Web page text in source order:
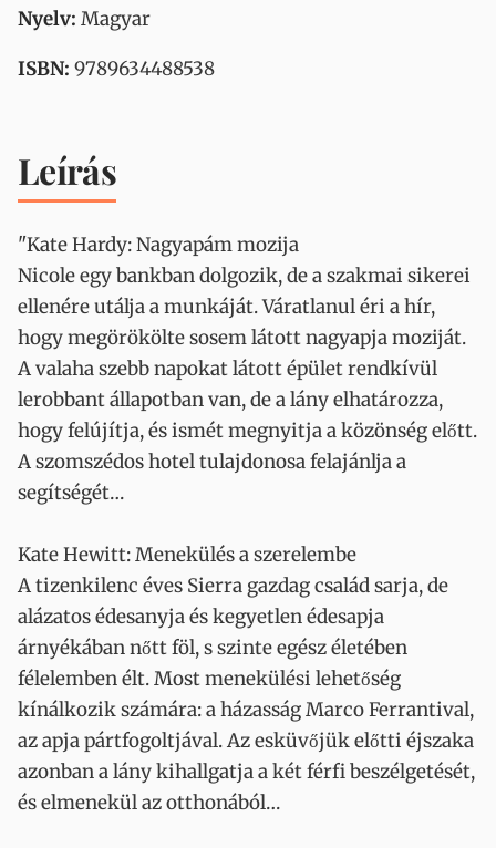
Nyelv: Magyar
ISBN: 9789634488538
Leírás
"Kate Hardy: Nagyapám mozija
Nicole egy bankban dolgozik, de a szakmai sikerei
ellenére utálja a munkáját. Váratlanul éri a hír,
hogy megörökölte sosem látott nagyapja moziját.
A valaha szebb napokat látott épület rendkívül
lerobbant állapotban van, de a lány elhatározza,
hogy felújítja, és ismét megnyitja a közönség előtt.
A szomszédos hotel tulajdonosa felajánlja a
segítségét…
Kate Hewitt: Menekülés a szerelembe
A tizenkilenc éves Sierra gazdag család sarja, de
alázatos édesanyja és kegyetlen édesapja
árnyékában nőtt föl, s szinte egész életében
félelemben élt. Most menekülési lehetőség
kínálkozik számára: a házasság Marco Ferrantival,
az apja pártfogoltjával. Az esküvőjük előtti éjszaka
azonban a lány kihallgatja a két férfi beszélgetését,
és elmenekül az otthonából…